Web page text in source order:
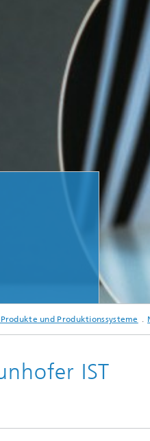
und Produktionssysteme
IST